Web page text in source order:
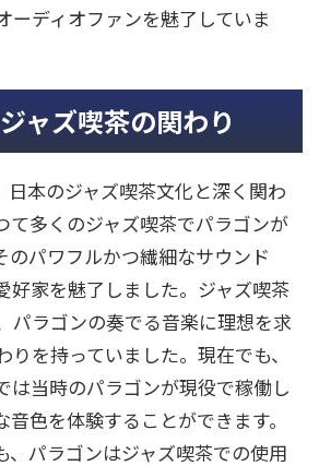
ーディオファンを魅了していま
ャズ喫茶の関わり
本のジャズ喫茶文化と深く関わ
て多くのジャズ喫茶でパラゴンが
のパワフルかつ繊細なサウンド
好家を魅了しました。ジャズ喫茶
パラゴンの奏でる音楽に理想を求
を持っていました。現在でも、
は当時のパラゴンが現役で稼働し
色を体験することができます。
、パラゴンはジャズ喫茶での使用